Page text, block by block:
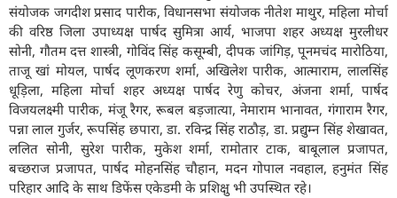
संयोजक जगदीश प्रसाद पारीक, विधानसभा संयोजक नीतेश माथुर, महिला मोर्चा
की वरिष्ठ जिला उपाध्यक्ष पार्षद सुमित्रा आर्य, भाजपा शहर अध्यक्ष मुरलीधर
सोनी, गौतम दत्त शास्त्री, गोविंद सिंह कसूम्बी, दीपक जांगिड़, पूनमचंद मारोठिया,
ताजू खां मोयल, पार्षद लूणकरण शर्मा, अखिलेश पारीक, आत्माराम, लालसिंह
धूड़िला, महिला मोर्चा शहर अध्यक्ष पार्षद रेणु कोचर, अंजना शर्मा, पार्षद
विजयलक्ष्मी पारीक, मंजू रैगर, रूबल बड़जात्या, नेमाराम भानावत, गंगाराम रैगर,
पन्ना लाल गुर्जर, रूपसिंह छपारा, डा. रविन्द्र सिंह राठौड़, डा. प्रद्युम्न सिंह शेखावत,
ललित सोनी, सुरेश पारीक, मुकेश शर्मा, रामोतार टाक, बाबूलाल प्रजापत,
बच्छराज प्रजापत, पार्षद मोहनसिंह चौहान, मदन गोपाल नवहाल, हनुमंत सिंह
परिहार आदि के साथ डिफेंस एकेडमी के प्रशिक्षु भी उपस्थित रहे।